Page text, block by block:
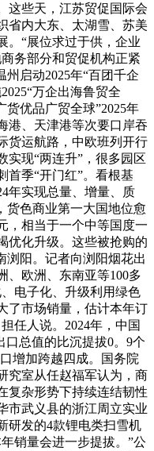
这些天，江苏贸促国际会
省内大东、太湖雪、苏美
。“展位求过于供，企业
务部分和贸促机构正紧
州启动2025年“百团千企
万企出海鲁贸全
货优品广贸全球”2025年
、天津港等次要口岸吞
货运航路，中欧班列开行
实现“两连升”，很多园区
首季“开门红”。看根基
年实现总量、增量、质
货色商业第一大国地位愈
，相当于一个中等国度一
优化升级。这些被抢购的
浏阳。记者向浏阳烟花出
、欧洲、东南亚等100多
电子化、升级利用绿色
了市场销量，估计本年订
任人说。2024年，中国
口总值的比沉提拔0。9个
增加跨越四成。国务院
究室从任赵福军认为，商
复杂形势下持续连结韧性
市武义县的浙江周立实业
研发的4款锂电类扫雪机
销量会进一步提拔。”公